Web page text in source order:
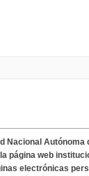
Nacional
página web
electrónicas